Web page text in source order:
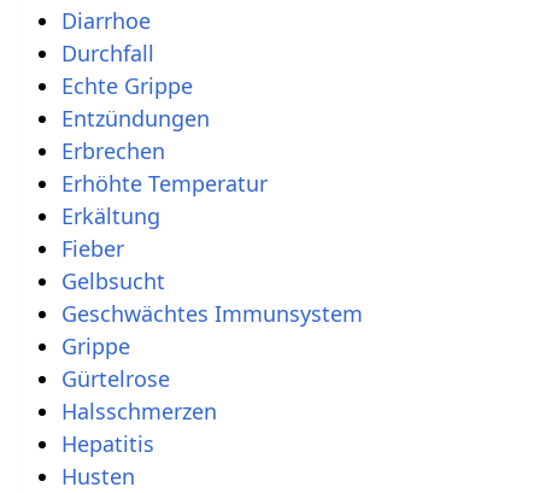
Diarrhoe
Durchfall
Echte Grippe
Entzündungen
Erbrechen
Erhöhte Temperatur
Erkältung
Fieber
Gelbsucht
Geschwächtes Immunsystem
Grippe
Gürtelrose
Halsschmerzen
Hepatitis
Husten